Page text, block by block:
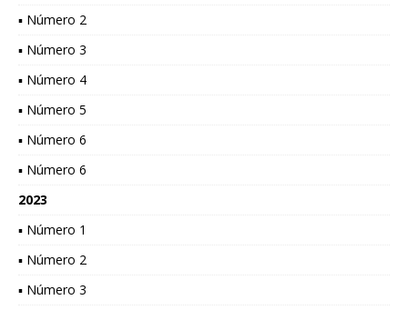
▪ Número 2
▪ Número 3
▪ Número 4
▪ Número 5
▪ Número 6
▪ Número 6
2023
▪ Número 1
▪ Número 2
▪ Número 3